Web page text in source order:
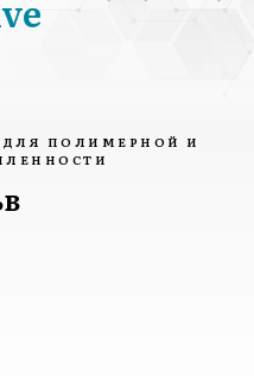
ПОЛИМЕРНОЙ И